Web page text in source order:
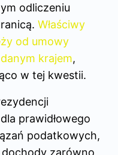
odliczeniu
Właściwy
od umowy
krajem,
w tej kwestii.
prawidłowego
podatkowych,
dochody zarówno